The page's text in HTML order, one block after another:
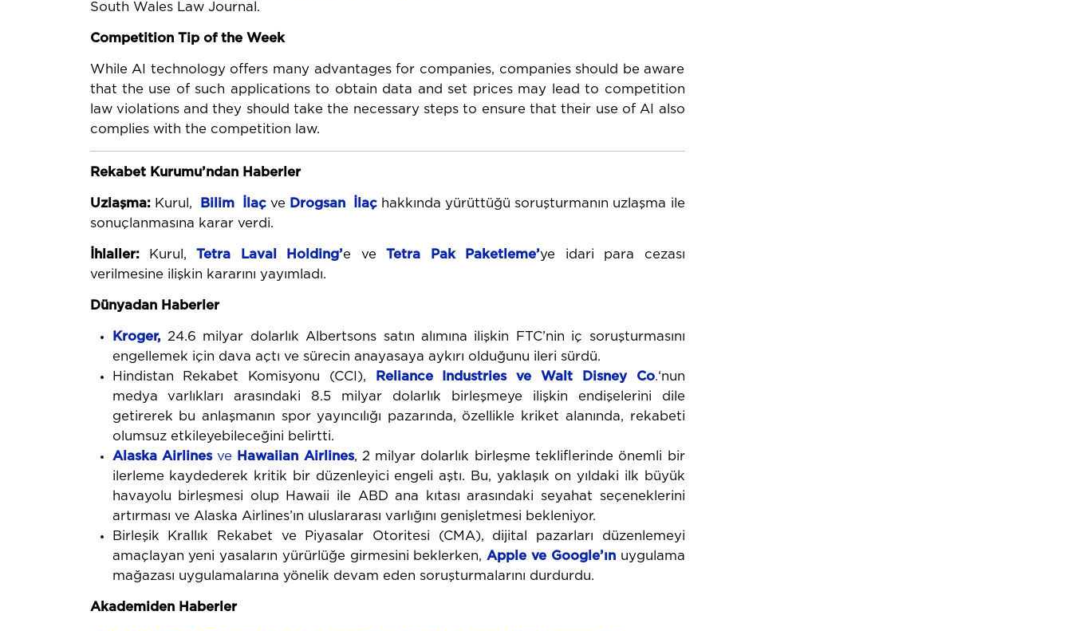
South Wales Law Journal.
Competition Tip of the Week
While AI technology offers many advantages for companies, companies should be aware
that the use of such applications to obtain data and set prices may lead to competition
law violations and they should take the necessary steps to ensure that their use of AI also
complies with the competition law.
Rekabet Kurumu’ndan Haberler
Uzlaşma:Kurul, Bilimİlaçve Drogsan İlaç hakkında yürüttüğü soruşturmanın uzlaşma ile
sonuçlanmasına karar verdi.
İhlaller:Kurul,Tetra Laval Holding’e veTetra Pak Paketleme’ye idari para cezası
verilmesine ilişkin kararını yayımladı.
Dünyadan Haberler
Kroger, 24.6 milyar dolarlık Albertsons satın alımına ilişkin FTC’nin iç soruşturmasını
engellemek için dava açtı ve sürecin anayasaya aykırı olduğunu ileri sürdü.
Hindistan Rekabet Komisyonu (CCI),
Reliance Industries ve Walt Disney Co.‘nun
medya varlıkları arasındaki 8.5 milyar dolarlık birleşmeye ilişkin endişelerini dile
getirerek bu anlaşmanın spor yayıncılığı pazarında, özellikle kriket alanında, rekabeti
olumsuz etkileyebileceğini belirtti.
Alaska Airlines ve Hawaiian Airlines, 2 milyar dolarlık birleşme tekliflerinde önemli bir
ilerleme kaydederek kritik bir düzenleyici engeli aştı. Bu, yaklaşık on yıldaki ilk büyük
havayolu birleşmesi olup Hawaii ile ABD ana kıtası arasındaki seyahat seçeneklerini
artırması ve Alaska Airlines’ın uluslararası varlığını genişletmesi bekleniyor.
Birleşik Krallık Rekabet ve Piyasalar Otoritesi (CMA), dijital pazarları düzenlemeyi
amaçlayan yeni yasaların yürürlüğe girmesini beklerken, Apple ve Google’ınuygulama
mağazası uygulamalarına yönelik devam eden soruşturmalarını durdurdu.
Akademiden Haberler